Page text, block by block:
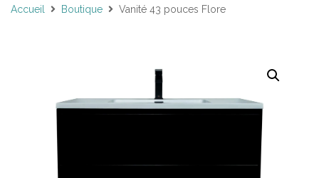
Accueil Boutique Vanité 43 pouces Flore